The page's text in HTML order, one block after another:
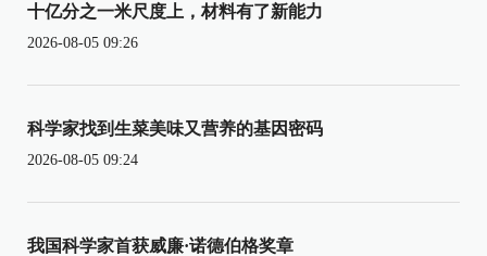
十亿分之一米尺度上，材料有了新能力
2026-08-05 09:26
科学家找到生菜美味又营养的基因密码
2026-08-05 09:24
我国科学家首获威廉·诺德伯格奖章